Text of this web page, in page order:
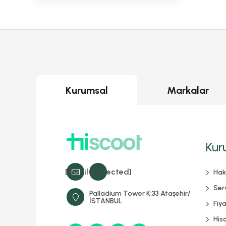
Kurumsal Markalar
[email protected]
Palladium Tower K:33 Ataşehir/
İSTANBUL